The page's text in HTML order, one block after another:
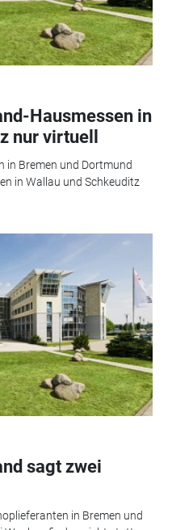
Hausmessen in
nur virtuell
in Bremen und Dortmund
in Wallau und Schkeuditz
sagt zwei
in Bremen und